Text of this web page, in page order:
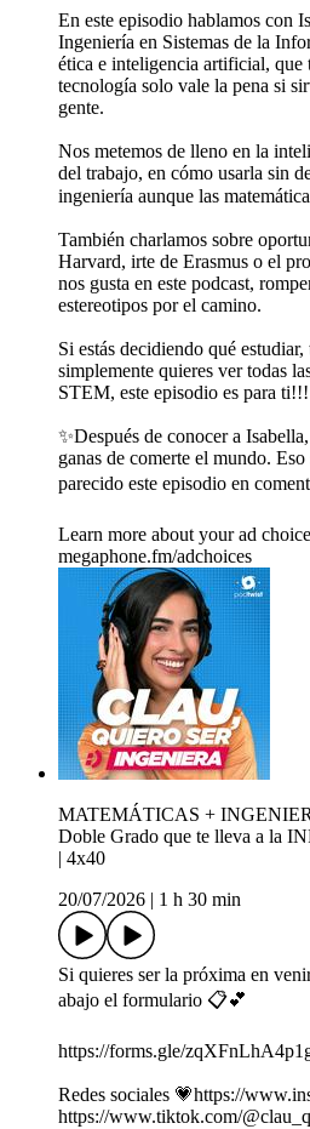
En este episodio hablamos con
Ingeniería en Sistemas de la
ética e inteligencia artificial, que
tecnología solo vale la pena si
gente.
Nos metemos de lleno en la
del trabajo, en cómo usarla sin
ingeniería aunque las
También charlamos sobre
Harvard, irte de Erasmus o el
nos gusta en este podcast,
estereotipos por el camino.
Si estás decidiendo qué
simplemente quieres ver todas
STEM, este episodio es para ti!!!
✨Después de conocer a
ganas de comerte el mundo.
parecido este episodio en
Learn more about your ad
megaphone.fm/adchoices
MATEMÁTICAS +
Doble Grado que te lleva a la
| 4x40
20/07/2026
1 h 30 min
Si quieres ser la próxima en
abajo el formulario 📋💕
https://forms.gle/
Redes sociales 💗https://
https://www.tiktok.com/